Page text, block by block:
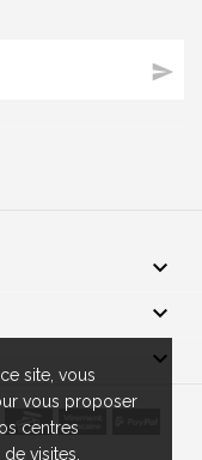
site, vous
vous proposer
centres
visites.



